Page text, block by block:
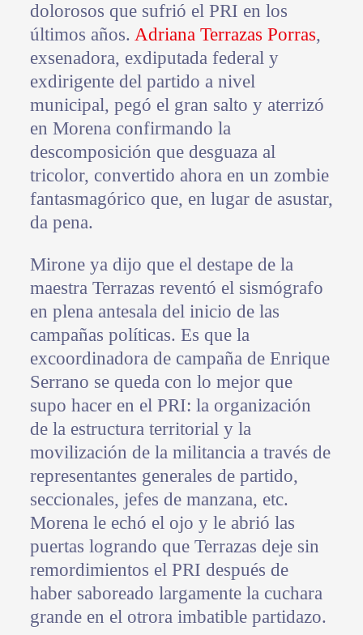
dolorosos que sufrió el PRI en los
últimos años. Adriana Terrazas Porras,
exsenadora, exdiputada federal y
exdirigente del partido a nivel
municipal, pegó el gran salto y aterrizó
en Morena confirmando la
descomposición que desguaza al
tricolor, convertido ahora en un zombie
fantasmagórico que, en lugar de asustar,
da pena.
Mirone ya dijo que el destape de la
maestra Terrazas reventó el sismógrafo
en plena antesala del inicio de las
campañas políticas. Es que la
excoordinadora de campaña de Enrique
Serrano se queda con lo mejor que
supo hacer en el PRI: la organización
de la estructura territorial y la
movilización de la militancia a través de
representantes generales de partido,
seccionales, jefes de manzana, etc.
Morena le echó el ojo y le abrió las
puertas logrando que Terrazas deje sin
remordimientos el PRI después de
haber saboreado largamente la cuchara
grande en el otrora imbatible partidazo.